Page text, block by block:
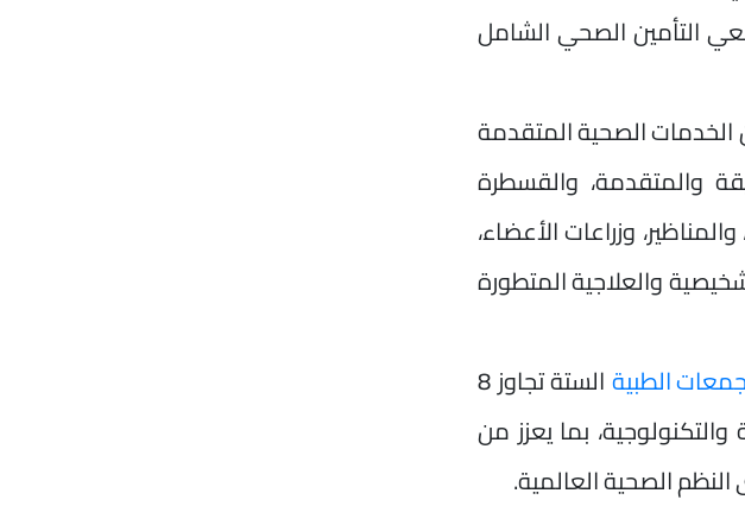
التأمين الصحي الشامل
الخدمات الصحية المتقدمة
والمتقدمة، والقسطرة
وزراعات الأعضاء،
والعلاجية المتطورة
الطبية
الستة تجاوز 8
والتكنولوجية، بما يعزز من
الصحية العالمية.